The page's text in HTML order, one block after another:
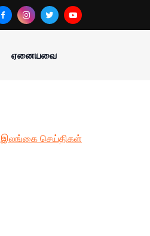
ஏனையவை
இலங்கை செய்திகள்